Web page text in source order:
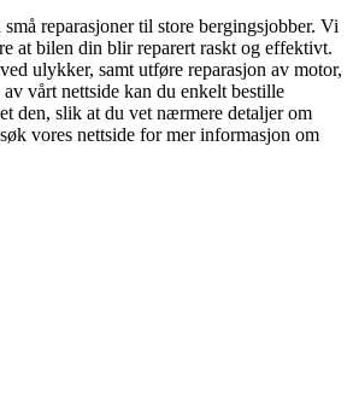
reparasjoner til store bergingsjobber. Vi
at bilen din blir reparert raskt og effektivt.
ulykker, samt utføre reparasjon av motor,
vårt nettside kan du enkelt bestille
den, slik at du vet nærmere detaljer om
vores nettside for mer informasjon om